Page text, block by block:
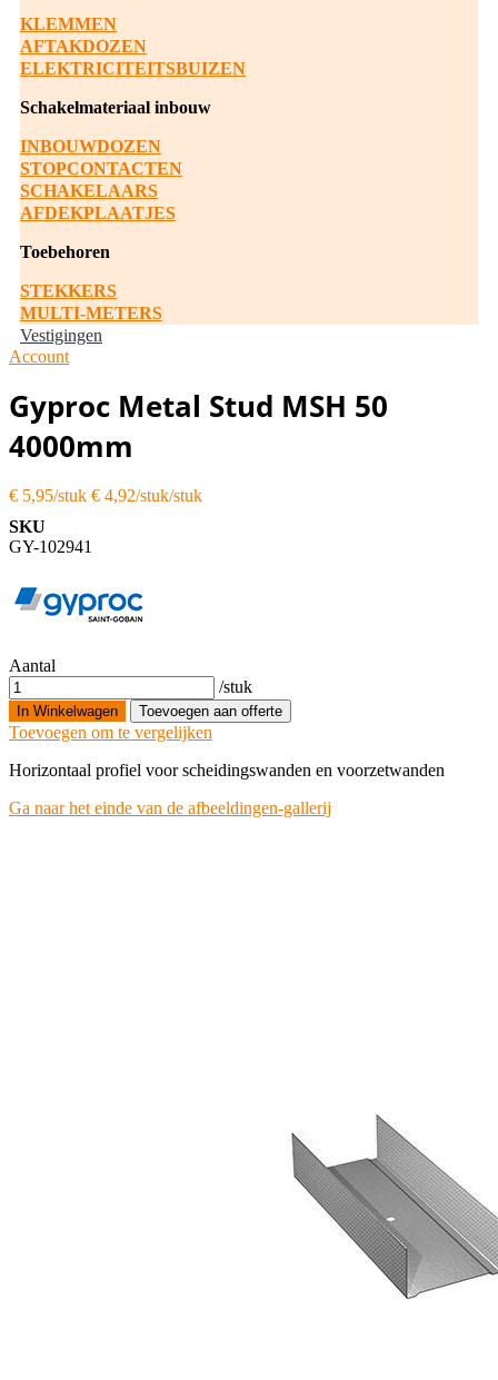
KLEMMEN
AFTAKDOZEN
ELEKTRICITEITSBUIZEN
Schakelmateriaal inbouw
INBOUWDOZEN
STOPCONTACTEN
SCHAKELAARS
AFDEKPLAATJES
Toebehoren
STEKKERS
MULTI-METERS
Vestigingen
Account
Gyproc Metal Stud MSH 50
4000mm
€ 5,95
€ 4,92/stuk
SKU
GY-102941
Aantal
/stuk
In Winkelwagen Toevoegen aan offerte
Toevoegen om te vergelijken
Horizontaal profiel voor scheidingswanden en voorzetwanden
Ga naar het einde van de afbeeldingen-gallerij